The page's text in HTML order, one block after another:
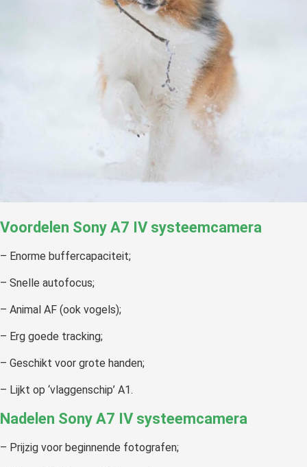
Voordelen Sony A7 IV systeemcamera
– Enorme buffercapaciteit;
– Snelle autofocus;
– Animal AF (ook vogels);
– Erg goede tracking;
– Geschikt voor grote handen;
– Lijkt op ‘vlaggenschip’ A1.
Nadelen Sony A7 IV systeemcamera
– Prijzig voor beginnende fotografen;